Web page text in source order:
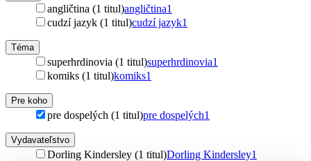
angličtina (1 titul)angličtina1
cudzí jazyk (1 titul)cudzí jazyk1
Téma
superhrdinovia (1 titul)superhrdinovia1
komiks (1 titul)komiks1
Pre koho
pre dospelých (1 titul)pre dospelých1
Vydavateľstvo
Dorling Kindersley (1 titul)Dorling Kindersley1